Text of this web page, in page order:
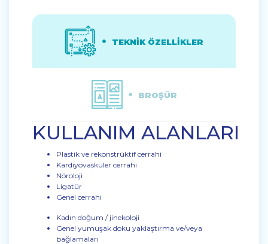
TEKNİK ÖZELLİKLER
BROŞÜR
KULLANIM ALANLARI
Plastik ve rekonstrüktif cerrahi
Kardiyovasküler cerrahi
Nöroloji
Ligatür
Genel cerrahi
Kadın doğum / jinekoloji
Genel yumuşak doku yaklaştırma ve/veya
bağlamaları